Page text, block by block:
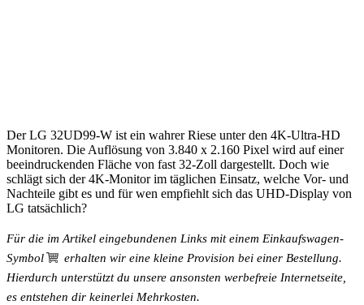
Der LG 32UD99-W ist ein wahrer Riese unter den 4K-Ultra-HD
Monitoren. Die Auflösung von 3.840 x 2.160 Pixel wird auf einer
beeindruckenden Fläche von fast 32-Zoll dargestellt. Doch wie
schlägt sich der 4K-Monitor im täglichen Einsatz, welche Vor- und
Nachteile gibt es und für wen empfiehlt sich das UHD-Display von
LG tatsächlich?
Für die im Artikel eingebundenen Links mit einem Einkaufswagen-
Symbol
erhalten wir eine kleine Provision bei einer Bestellung.
Hierdurch unterstützt du unsere ansonsten werbefreie Internetseite,
es entstehen dir keinerlei Mehrkosten.